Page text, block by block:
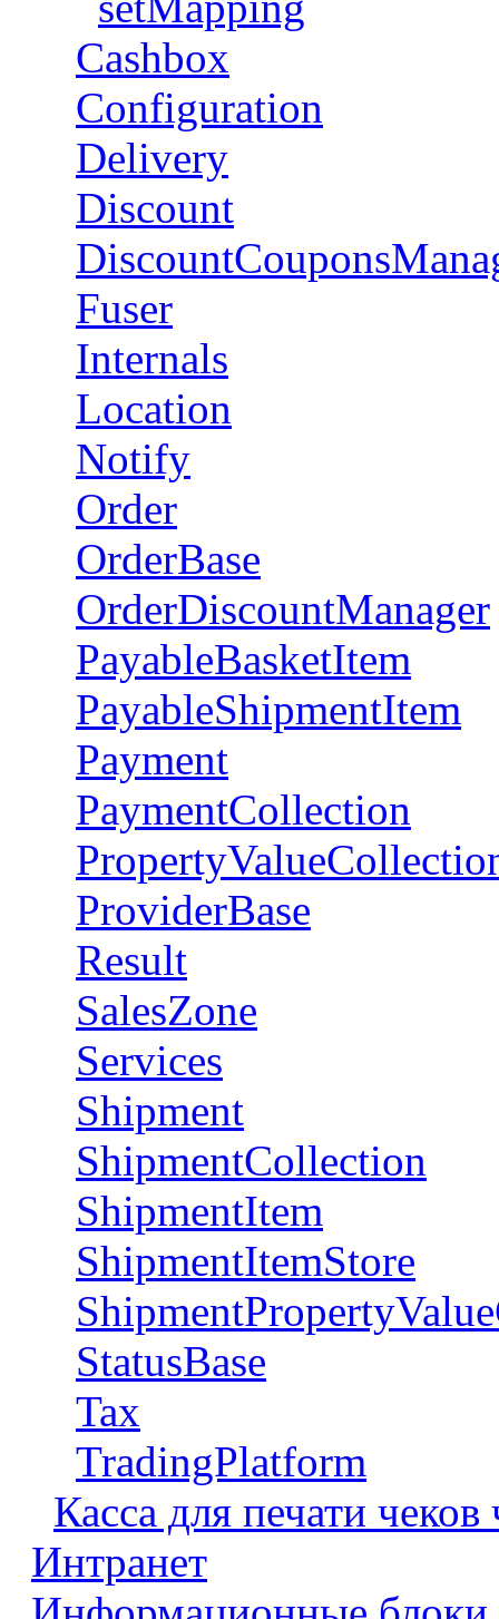
Cashbox
Configuration
Delivery
Discount
Fuser
Internals
Location
Notify
Order
OrderBase
OrderDiscountManager
PayableBasketItem
PayableShipmentItem
Payment
PaymentCollection
ProviderBase
Result
SalesZone
Services
Shipment
ShipmentCollection
ShipmentItem
ShipmentItemStore
StatusBase
Tax
TradingPlatform
Касса для печати
Интранет